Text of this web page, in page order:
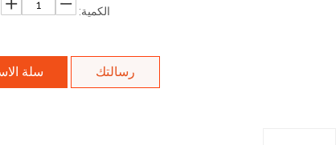
الكمية:
رسالتك سلة